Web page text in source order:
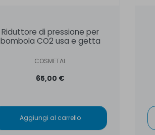
Riduttore di pressione per
bombola CO2 usa e getta
COSMETAL
65,00 €
Aggiungi al carrello